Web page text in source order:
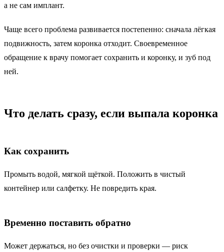
а не сам имплант.
Чаще всего проблема развивается постепенно: сначала лёгкая
подвижность, затем коронка отходит. Своевременное
обращение к врачу помогает сохранить и коронку, и зуб под
ней.
Что делать сразу, если выпала коронка
Как сохранить
Промыть водой, мягкой щёткой. Положить в чистый
контейнер или салфетку. Не повредить края.
Временно поставить обратно
Может держаться, но без очистки и проверки — риск